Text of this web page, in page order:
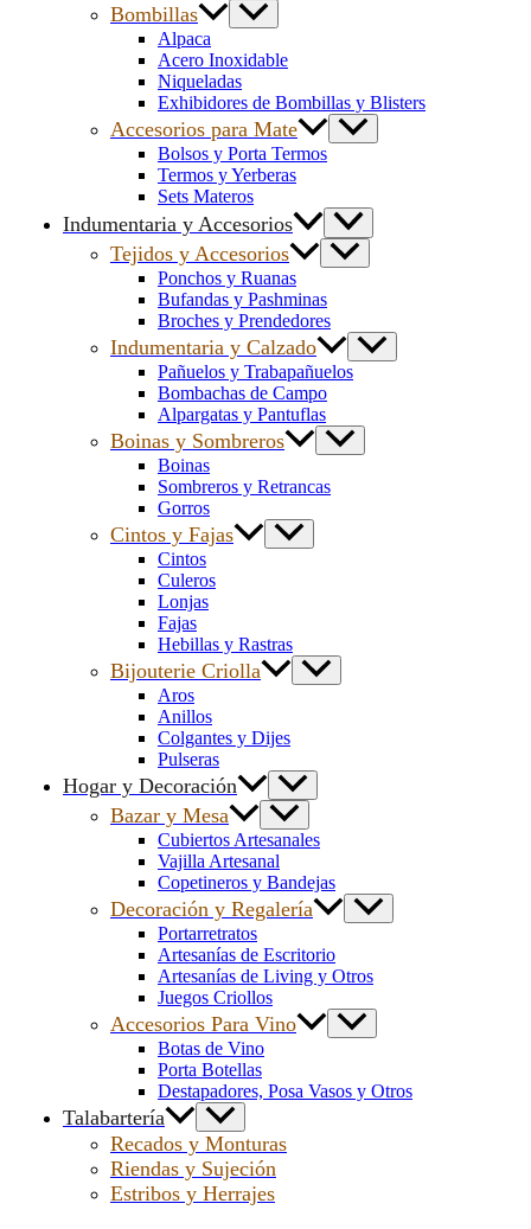
Bombillas
Alpaca
Acero Inoxidable
Niqueladas
Exhibidores de Bombillas y Blisters
Accesorios para Mate
Bolsos y Porta Termos
Termos y Yerberas
Sets Materos
Indumentaria y Accesorios
Tejidos y Accesorios
Ponchos y Ruanas
Bufandas y Pashminas
Broches y Prendedores
Indumentaria y Calzado
Pañuelos y Trabapañuelos
Bombachas de Campo
Alpargatas y Pantuflas
Boinas y Sombreros
Boinas
Sombreros y Retrancas
Gorros
Cintos y Fajas
Cintos
Culeros
Lonjas
Fajas
Hebillas y Rastras
Bijouterie Criolla
Aros
Anillos
Colgantes y Dijes
Pulseras
Hogar y Decoración
Bazar y Mesa
Cubiertos Artesanales
Vajilla Artesanal
Copetineros y Bandejas
Decoración y Regalería
Portarretratos
Artesanías de Escritorio
Artesanías de Living y Otros
Juegos Criollos
Accesorios Para Vino
Botas de Vino
Porta Botellas
Destapadores, Posa Vasos y Otros
Talabartería
Recados y Monturas
Riendas y Sujeción
Estribos y Herrajes